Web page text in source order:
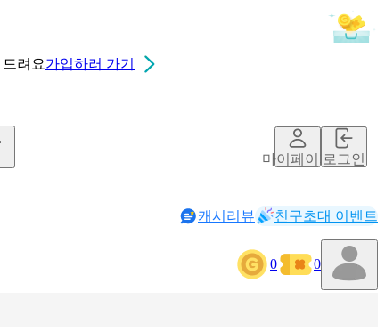
드려요가입하러 가기
마이페이지로그인
캐시리뷰 친구초대 이벤트
0 0